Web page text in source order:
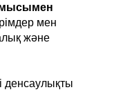
мен
және
денсаулықты